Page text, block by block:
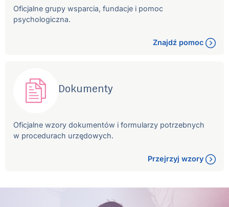
Oficjalne grupy wsparcia, fundacje i pomoc
psychologiczna.
Znajdź pomoc
Dokumenty
Oficjalne wzory dokumentów i formularzy potrzebnych
w procedurach urzędowych.
Przejrzyj wzory